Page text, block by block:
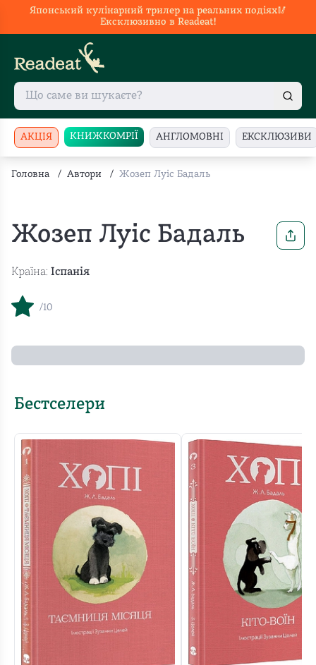
Японський кулінарний трилер на реальних подіях🥢
Ексклюзивно в Readeat!
АКЦІЯ КНИЖКОМРІЇ АНГЛОМОВНІ ЕКСКЛЮЗИВИ
Головна / Автори / Жозеп Луіс Бадаль
Жозеп Луіс Бадаль
Країна: Іспанія
/10
Бестселери